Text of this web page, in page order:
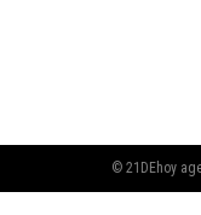
© 21DEhoy